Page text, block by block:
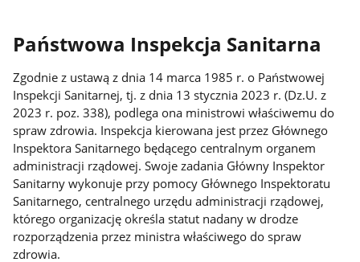
Państwowa Inspekcja Sanitarna
Zgodnie z ustawą z dnia 14 marca 1985 r. o Państwowej
Inspekcji Sanitarnej, tj. z dnia 13 stycznia 2023 r. (Dz.U. z
2023 r. poz. 338), podlega ona ministrowi właściwemu do
spraw zdrowia. Inspekcja kierowana jest przez Głównego
Inspektora Sanitarnego będącego centralnym organem
administracji rządowej. Swoje zadania Główny Inspektor
Sanitarny wykonuje przy pomocy Głównego Inspektoratu
Sanitarnego, centralnego urzędu administracji rządowej,
którego organizację określa statut nadany w drodze
rozporządzenia przez ministra właściwego do spraw
zdrowia.